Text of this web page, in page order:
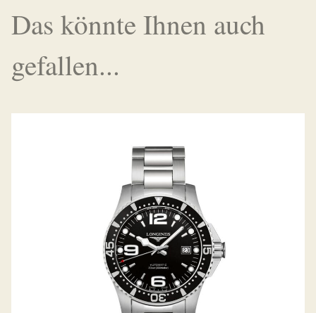
Das könnte Ihnen auch
gefallen...
HYDROCONQUEST